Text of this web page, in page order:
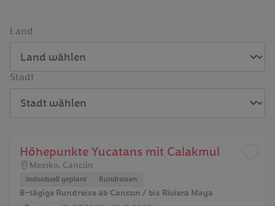
Land
Stadt
Höhepunkte Yucatans mit Calakmul
Mexiko, Cancún
Individuell geplant Rundreisen
8-tägige Rundreise ab Cancun / bis Riviera Maya